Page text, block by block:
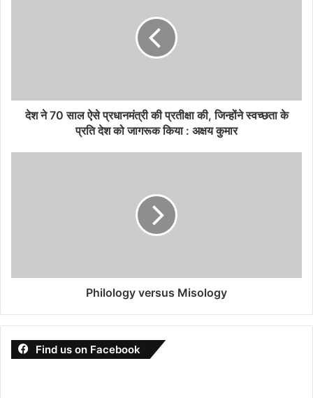
देश ने 70 साल ऐसे प्रधानमंत्री की प्रतीक्षा की, जिन्होंने स्वच्छता के
प्रति देश को जागरूक किया : अक्षय कुमार
Philology versus Misology
Find us on Facebook